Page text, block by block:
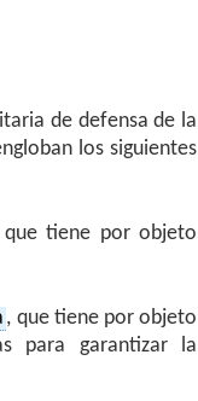
de defensa de la
los siguientes
que tiene por objeto
, que tiene por objeto
para garantizar la